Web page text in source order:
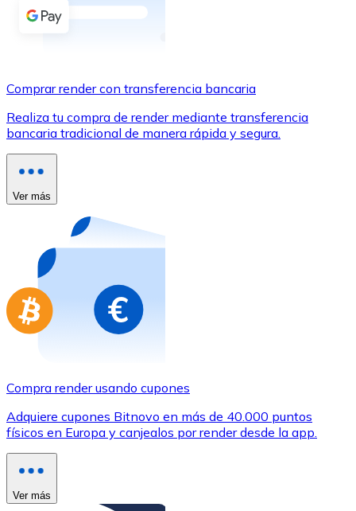
Transferencia SEPA
Utiliza tarjetas Visa y Mastercard para comprar
Comprar con tarjeta
Compra tarjetas regalo de tus marcas favoritas con
Ir a la tienda de tarjetas regalo
Comprar render con transferencia bancaria
Realiza tu compra de render mediante transferencia
bancaria tradicional de manera rápida y segura.
Ver más
Compra render usando cupones
Adquiere cupones Bitnovo en más de 40.000 puntos
físicos en Europa y canjealos por render desde la app.
Ver más